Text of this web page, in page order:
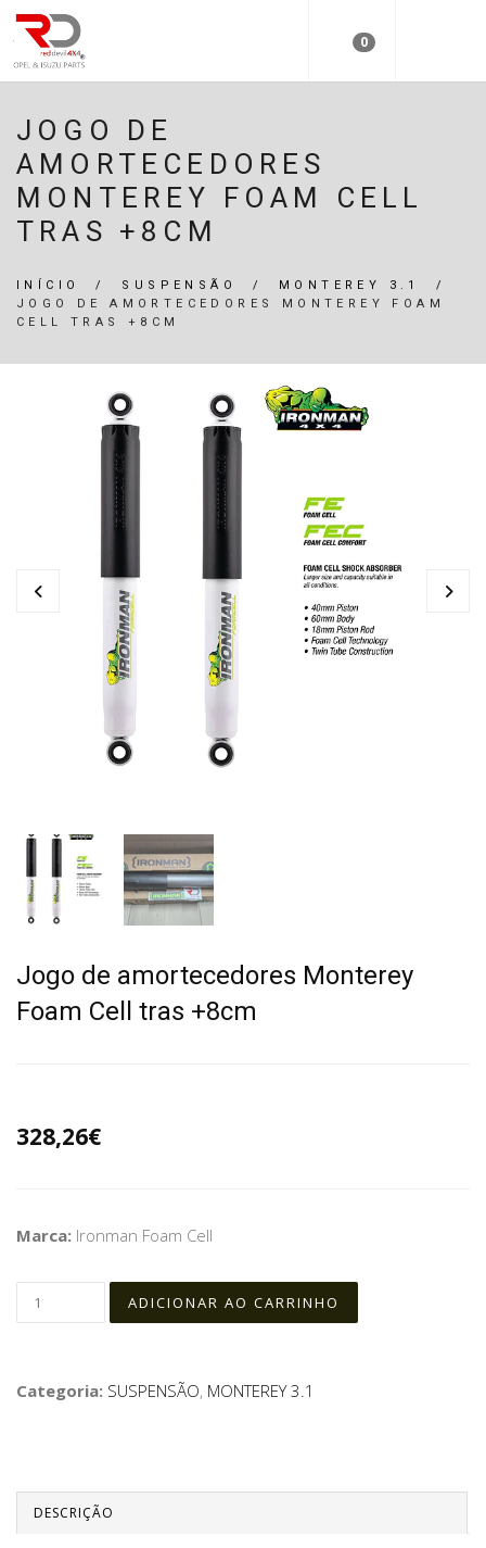
0
JOGO DE
AMORTECEDORES
MONTEREY FOAM CELL
TRAS +8CM
INÍCIO / SUSPENSÃO / MONTEREY 3.1
/
JOGO DE AMORTECEDORES MONTEREY FOAM
CELL TRAS +8CM
Jogo de amortecedores Monterey
Foam Cell tras +8cm
328,26€
Marca: Ironman Foam Cell
Categoria: SUSPENSÃO, MONTEREY 3.1
DESCRIÇÃO